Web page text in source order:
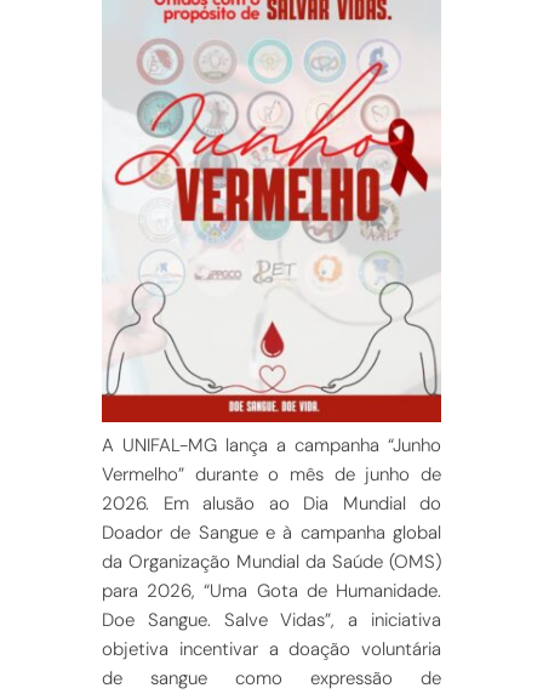
A UNIFAL-MG lança a campanha “Junho
Vermelho” durante o mês de junho de
2026. Em alusão ao Dia Mundial do
Doador de Sangue e à campanha global
da Organização Mundial da Saúde (OMS)
para 2026, “Uma Gota de Humanidade.
Doe Sangue. Salve Vidas”, a iniciativa
objetiva incentivar a doação voluntária
de sangue como expressão de